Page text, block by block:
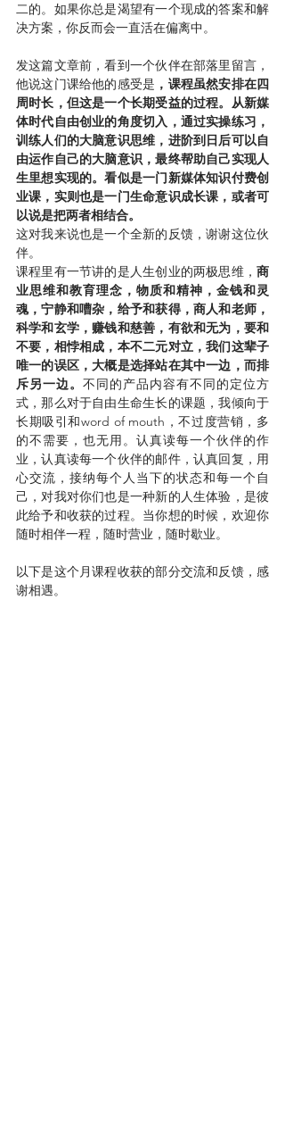
二的。如果你总是渴望有一个现成的答案和解
决方案，你反而会一直活在偏离中。
发这篇文章前，看到一个伙伴在部落里留言，
他说这门课给他的感受是 ，课程虽然安排在四
周时长，但这是一个长期受益的过程。从新媒
体时代自由创业的角度切入，通过实操练习，
训练人们的大脑意识思维，进阶到日后可以自
由运作自己的大脑意识，最终帮助自己实现人
生里想实现的。看似是一门新媒体知识付费创
业课，实则也是一门生命意识成长课，或者可
以说是把两者相结合。
这对我来说也是一个全新的反馈，谢谢这位伙
伴。
课程里有一节讲的是人生创业的两极思维， 商
业思维和教育理念，物质和精神，金钱和灵
魂，宁静和嘈杂，给予和获得，商人和老师，
科学和玄学，赚钱和慈善，有欲和无为，要和
不要，相悖相成，本不二元对立，我们这辈子
唯一的误区，大概是选择站在其中一边，而排
斥另一边。 不同的产品内容有不同的定位方
式，那么对于自由生命生长的课题，我倾向于
长期吸引和word of mouth，不过度营销，多
的不需要，也无用。认真读每一个伙伴的作
业，认真读每一个伙伴的邮件，认真回复，用
心交流，接纳每个人当下的状态和每一个自
己，对我对你们也是一种新的人生体验，是彼
此给予和收获的过程。当你想的时候，欢迎你
随时相伴一程，随时营业，随时歇业。
以下是这个月课程收获的部分交流和反馈，感
谢相遇。